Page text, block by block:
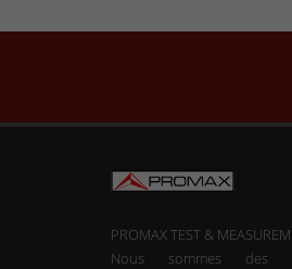
PROMAX TEST &
Nous sommes des